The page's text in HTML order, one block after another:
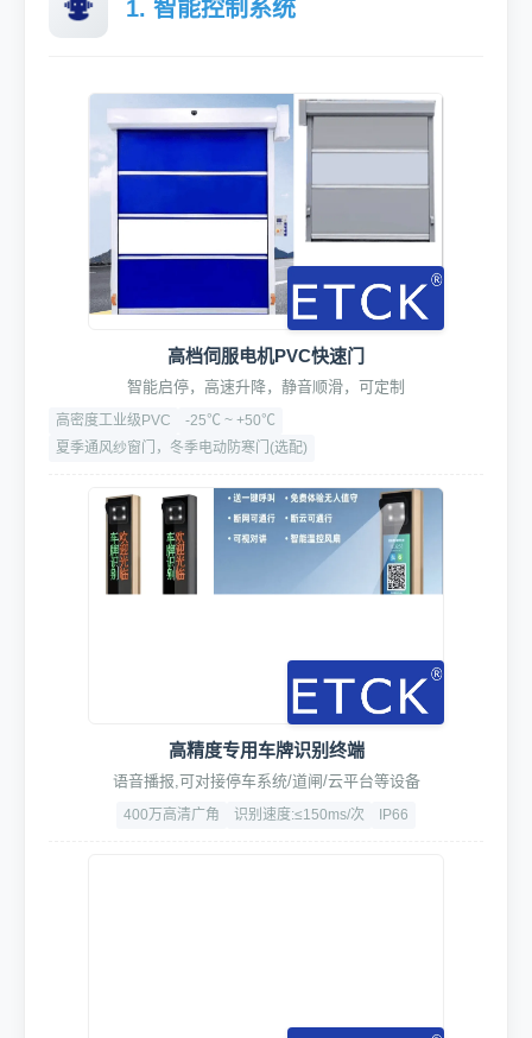
1. 智能控制系统
高档伺服电机PVC快速门
智能启停，高速升降，静音顺滑，可定制
高密度工业级PVC
-25℃ ~ +50℃
夏季通风纱窗门，冬季电动防寒门(选配)
高精度专用车牌识别终端
语音播报,可对接停车系统/道闸/云平台等设备
400万高清广角 识别速度:≤150ms/次 IP66